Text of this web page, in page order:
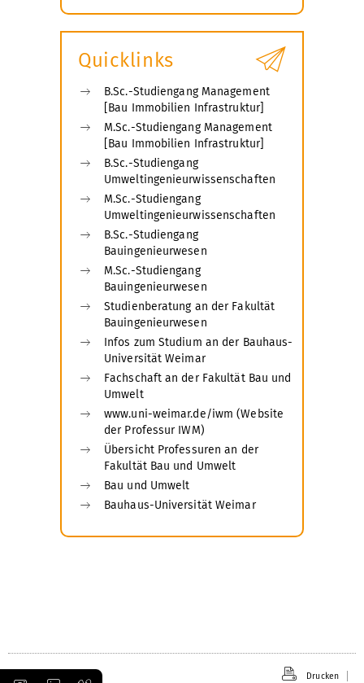
öffnen
Quicklinks
B.Sc.-Studiengang Management
[Bau Immobilien Infrastruktur]
M.Sc.-Studiengang Management
[Bau Immobilien Infrastruktur]
B.Sc.-Studiengang
Umweltingenieurwissenschaften
M.Sc.-Studiengang
Umweltingenieurwissenschaften
B.Sc.-Studiengang
Bauingenieurwesen
M.Sc.-Studiengang
Bauingenieurwesen
Studienberatung an der Fakultät
Bauingenieurwesen
Infos zum Studium an der Bauhaus-
Universität Weimar
Fachschaft an der Fakultät Bau und
Umwelt
www.uni-weimar.de/iwm (Website
der Professur IWM)
Übersicht Professuren an der
Fakultät Bau und Umwelt
Bau und Umwelt
Bauhaus-Universität Weimar
Drucken